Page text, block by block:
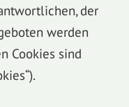
der
werden
Cookies sind